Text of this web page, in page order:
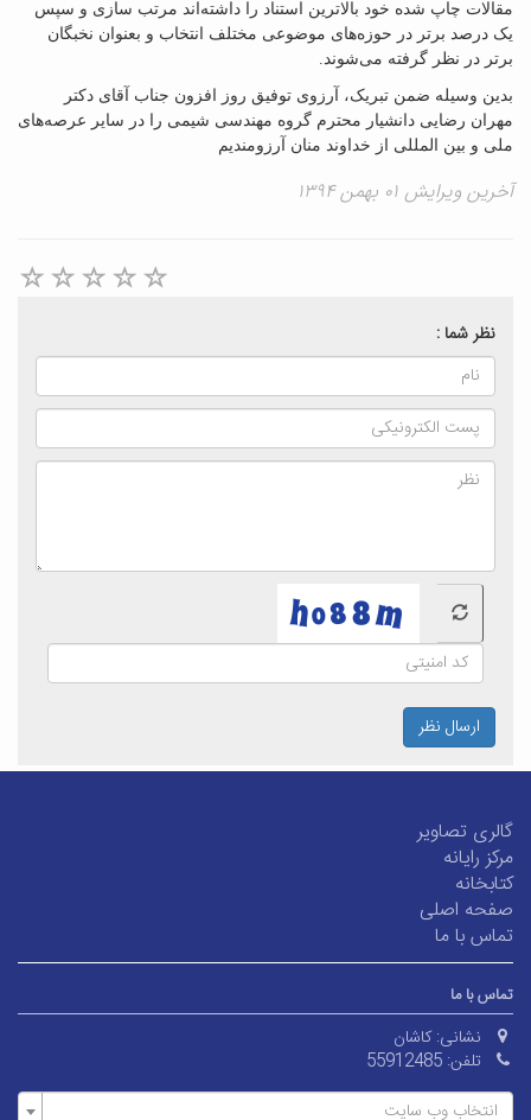
مقالات چاپ شده خود بالاترین استناد را داشته‌اند مرتب سازی و سپس
یک درصد برتر در حوزه‌های موضوعی مختلف انتخاب و بعنوان نخبگان
برتر در نظر گرفته می‌شوند.
بدین وسیله ضمن تبریک، آرزوی توفیق روز افزون جناب آقای دکتر
مهران رضایی دانشیار محترم گروه مهندسی شیمی را در سایر عرصه‌های
ملی و بین المللی از خداوند منان آرزومندیم
آخرین ویرایش ۰۱ بهمن ۱۳۹۴
نظر شما :
ارسال نظر
گالری تصاویر
مرکز رایانه
کتابخانه
صفحه اصلی
تماس با ما
تماس با ما
نشانی: کاشان
تلفن: 55912485
انتخاب وب سایت